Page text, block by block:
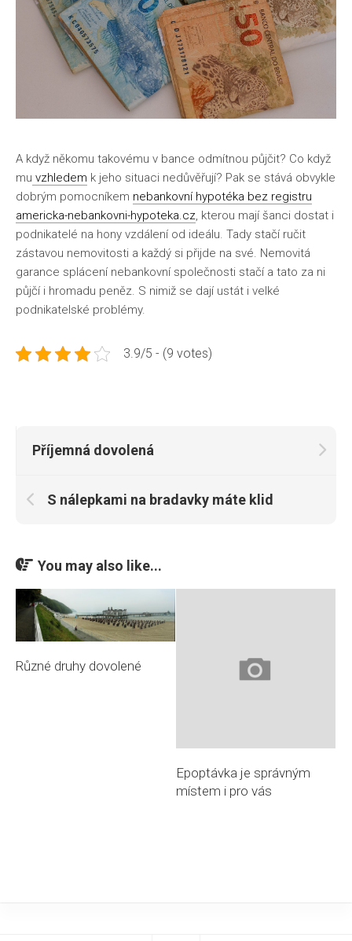
A když někomu takovému v bance odmítnou půjčit? Co když
mu vzhledem k jeho situaci nedůvěřují? Pak se stává obvykle
dobrým pomocníkem nebankovní hypotéka bez registru
americka-nebankovni-hypoteka.cz, kterou mají šanci dostat i
podnikatelé na hony vzdálení od ideálu. Tady stačí ručit
zástavou nemovitosti a každý si přijde na své. Nemovitá
garance splácení nebankovní společnosti stačí a tato za ni
půjčí i hromadu peněz. S nimiž se dají ustát i velké
podnikatelské problémy.
3.9/5 - (9 votes)
Příjemná dovolená
S nálepkami na bradavky máte klid
You may also like...
Různé druhy dovolené
Epoptávka je správným
místem i pro vás